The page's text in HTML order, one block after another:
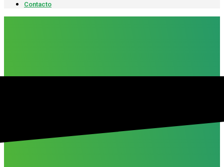
Contacto